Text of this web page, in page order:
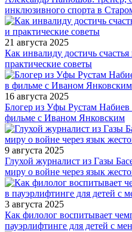
инклюзивного спорта в
21 августа 2025
Как инвалиду достичь
практические советы
16 августа 2025
Блогер из Уфы Рустам Набиев
фильме с Иваном Янковским
9 августа 2025
Глухой журналист из Газы
миру о войне через язык
3 августа 2025
Как филолог воспитывает
пауэрлифтинге для детей с